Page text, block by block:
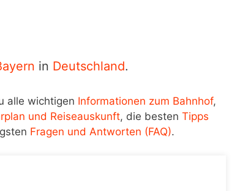
in Deutschland.
alle wichtigen Informationen zum Bahnhof,
und Reiseauskunft, die besten Tipps
Fragen und Antworten (FAQ).